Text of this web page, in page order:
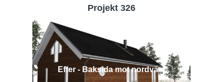
Projekt 326
Efter - Baksida mot nordväst